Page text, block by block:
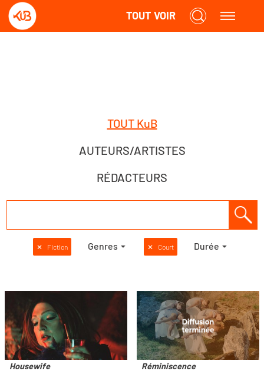
TOUT VOIR
TOUT KuB
AUTEURS/ARTISTES
RÉDACTEURS
✕ Fiction Genres ✕ Court Durée
Housewife
Réminiscence